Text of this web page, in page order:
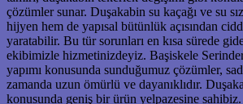
çözümler sunar. Duşakabin su kaçağı ve su
hijyen hem de yapısal bütünlük açısından
yaratabilir. Bu tür sorunları en kısa sürede
ekibimizle hizmetinizdeyiz. Başiskele
yapımı konusunda sunduğumuz çözümler,
zamanda uzun ömürlü ve dayanıklıdır.
konusunda geniş bir ürün yelpazesine